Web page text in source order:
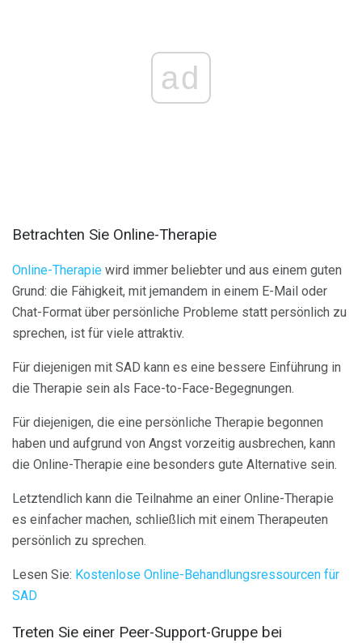
ad
Betrachten Sie Online-Therapie
Online-Therapie wird immer beliebter und aus einem guten
Grund: die Fähigkeit, mit jemandem in einem E-Mail oder
Chat-Format über persönliche Probleme statt persönlich zu
sprechen, ist für viele attraktiv.
Für diejenigen mit SAD kann es eine bessere Einführung in
die Therapie sein als Face-to-Face-Begegnungen.
Für diejenigen, die eine persönliche Therapie begonnen
haben und aufgrund von Angst vorzeitig ausbrechen, kann
die Online-Therapie eine besonders gute Alternative sein.
Letztendlich kann die Teilnahme an einer Online-Therapie
es einfacher machen, schließlich mit einem Therapeuten
persönlich zu sprechen.
Lesen Sie: Kostenlose Online-Behandlungsressourcen für
SAD
Treten Sie einer Peer-Support-Gruppe bei